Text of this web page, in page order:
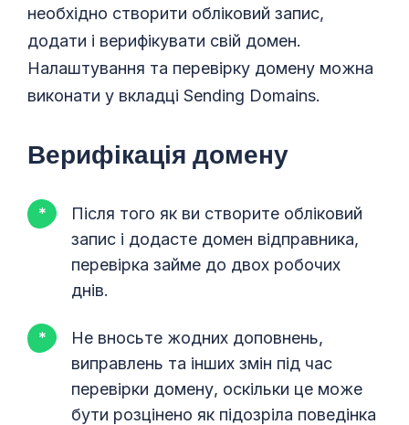
необхідно створити обліковий запис,
додати і верифікувати свій домен.
Налаштування та перевірку домену можна
виконати у вкладці Sending Domains.
Верифікація домену
Після того як ви створите обліковий
запис і додасте домен відправника,
перевірка займе до двох робочих
днів.
Не вносьте жодних доповнень,
виправлень та інших змін під час
перевірки домену, оскільки це може
бути розцінено як підозріла поведінка